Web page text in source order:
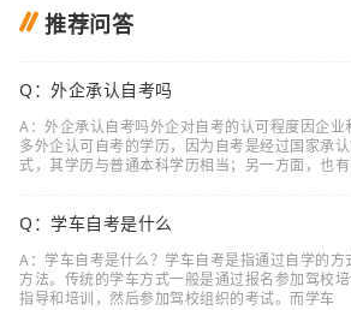
推荐问答
Q：外企承认自考吗
A：外企承认自考吗外企对自考的认可程度因企
多外企认可自考的学历，因为自考是经过国家承
式，其学历与普通本科学历相当；另一方面，也有
Q：学车自考是什么
A：学车自考是什么？学车自考是指通过自学的
方法。传统的学车方式一般是通过报名参加驾校
指导和培训，然后参加驾校组织的考试。而学车